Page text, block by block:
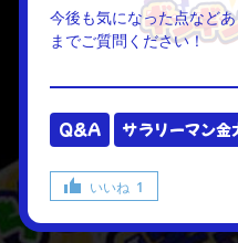
今後も気になった点など
までご質問ください！
Q&A サラリーマン金
いいね 1